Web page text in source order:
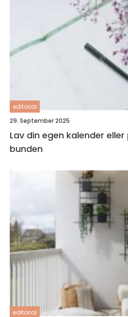
editorial
29. September 2025
Lav din egen kalender
bunden
editorial